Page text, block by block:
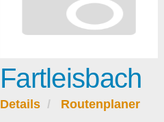
Fartleisbach
Details Routenplaner